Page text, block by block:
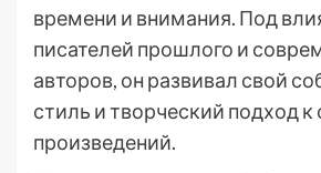
времени и внимания. Под
писателей прошлого и
авторов, он развивал свой
стиль и творческий подход
произведений.